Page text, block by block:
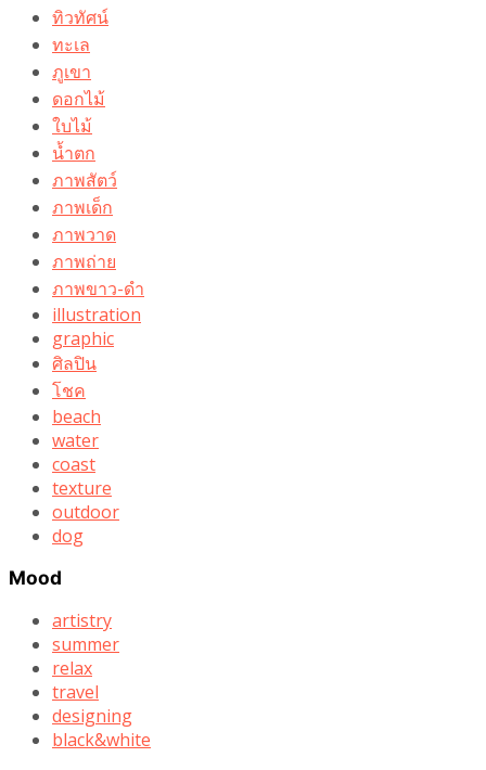
ทิวทัศน์
ทะเล
ภูเขา
ดอกไม้
ใบไม้
น้ำตก
ภาพสัตว์
ภาพเด็ก
ภาพวาด
ภาพถ่าย
ภาพขาว-ดำ
illustration
graphic
ศิลปิน
โชค
beach
water
coast
texture
outdoor
dog
Mood
artistry
summer
relax
travel
designing
black&white